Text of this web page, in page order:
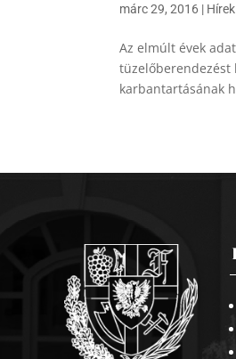
márc 29, 2016 | Hírek
Az elmúlt évek
tüzelőberendezést
karbantartásának